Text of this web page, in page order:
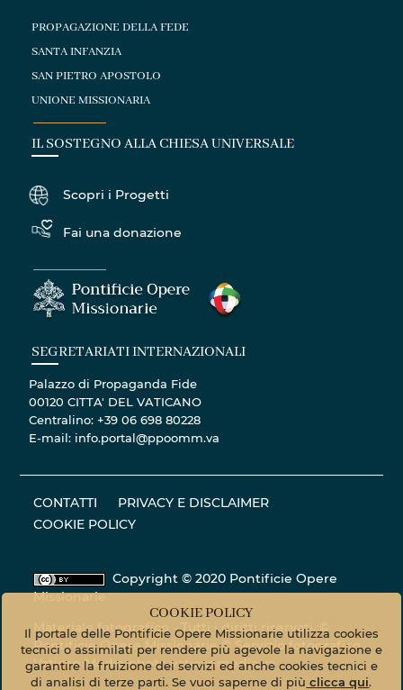
PROPAGAZIONE DELLA FEDE
SANTA INFANZIA
SAN PIETRO APOSTOLO
UNIONE MISSIONARIA
IL SOSTEGNO ALLA CHIESA UNIVERSALE
Scopri i Progetti
Fai una donazione
SEGRETARIATI INTERNAZIONALI
Palazzo di Propaganda Fide
00120 CITTA' DEL VATICANO
Centralino: +39 06 698 80228
E-mail: info.portal@ppoomm.va
CONTATTI
PRIVACY E DISCLAIMER
COOKIE POLICY
Copyright © 2020 Pontificie Opere
Missionarie
Materiale fotografico - Tutti i diritti riservati. ©
Pontificie Opere Missionarie © Servizio fotografico
Vatican Mediaphoto.vaticanmedia.va
COOKIE POLICY
Il portale delle Pontificie Opere Missionarie utilizza cookies
tecnici o assimilati per rendere più agevole la navigazione e
garantire la fruizione dei servizi ed anche cookies tecnici e
di analisi di terze parti. Se vuoi saperne di più clicca qui.